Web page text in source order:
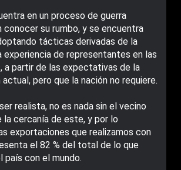
en un proceso de guerra
conocer su rumbo, y se encuentra
tácticas derivadas de la
experiencia de representantes en las
a partir de las expectativas de la
pero que la nación no requiere.
realista, no es nada sin el vecino
la cercanía de este, y por lo
exportaciones que realizamos con
el 82 % del total de lo que
país con el mundo.